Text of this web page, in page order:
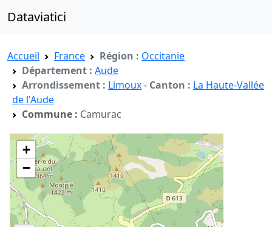
Dataviatici
Accueil France Région : Occitanie
Département : Aude
Arrondissement : Limoux- Canton : La Haute-Vallée
de l'Aude
Commune : Camurac
+
−